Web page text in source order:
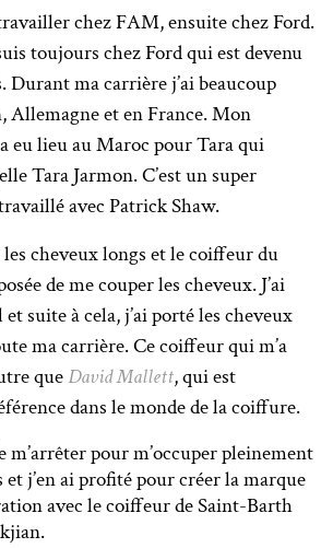
chez FAM, ensuite chez Ford.
toujours chez Ford qui est devenu
ma carrière j’ai beaucoup
Allemagne et en France. Mon
eu lieu au Maroc pour Tara qui
Tara Jarmon. C’est un super
avec Patrick Shaw.
les cheveux longs et le coiffeur du
de me couper les cheveux. J’ai
suite à cela, j’ai porté les cheveux
ma carrière. Ce coiffeur qui m’a
queDavid Mallett, qui est
dans le monde de la coiffure.
m’arrêter pour m’occuper pleinement
et j’en ai profité pour créer la marque
avec le coiffeur de Saint-Barth